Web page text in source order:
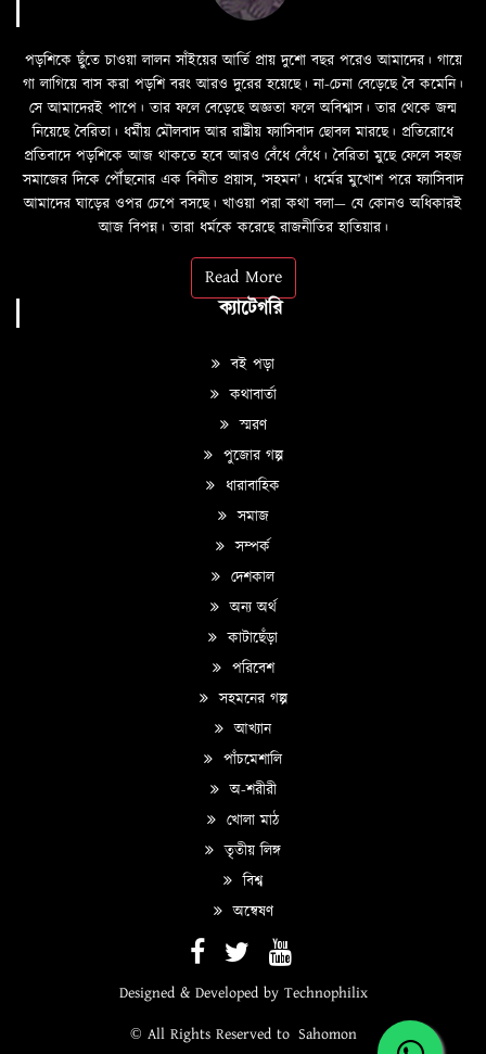
পড়শিকে ছুঁতে চাওয়া লালন সাঁইয়ের আর্তি প্রায় দুশো বছর পরেও আমাদের। গায়ে
গা লাগিয়ে বাস করা পড়শি বরং আরও দুরের হয়েছে। না-চেনা বেড়েছে বৈ কমেনি।
সে আমাদেরই পাপে। তার ফলে বেড়েছে অজ্ঞতা ফলে অবিশ্বাস। তার থেকে জন্ম
নিয়েছে বৈরিতা। ধর্মীয় মৌলবাদ আর রাষ্ট্রীয় ফ্যাসিবাদ ছোবল মারছে। প্রতিরোধে
প্রতিবাদে পড়শিকে আজ থাকতে হবে আরও বেঁধে বেঁধে। বৈরিতা মুছে ফেলে সহজ
সমাজের দিকে পৌঁছনোর এক বিনীত প্রয়াস, ‘সহমন’। ধর্মের মুখোশ পরে ফ্যাসিবাদ
আমাদের ঘাড়ের ওপর চেপে বসছে। খাওয়া পরা কথা বলা—­­ যে কোনও অধিকারই
আজ বিপন্ন। তারা ধর্মকে করেছে রাজনীতির হাতিয়ার।
Read More
ক্যাটেগরি
বই পড়া
কথাবার্তা
স্মরণ
পুজোর গল্প
ধারাবাহিক
সমাজ
সম্পর্ক
দেশকাল
অন্য অর্থ
কাটাছেঁড়া
পরিবেশ
সহমনের গল্প
আখ্যান
পাঁচমেশালি
অ-শরীরী
খোলা মাঠ
তৃতীয় লিঙ্গ
বিশ্ব
অন্বেষণ
Designed & Developed by Technophilix
© All Rights Reserved to Sahomon